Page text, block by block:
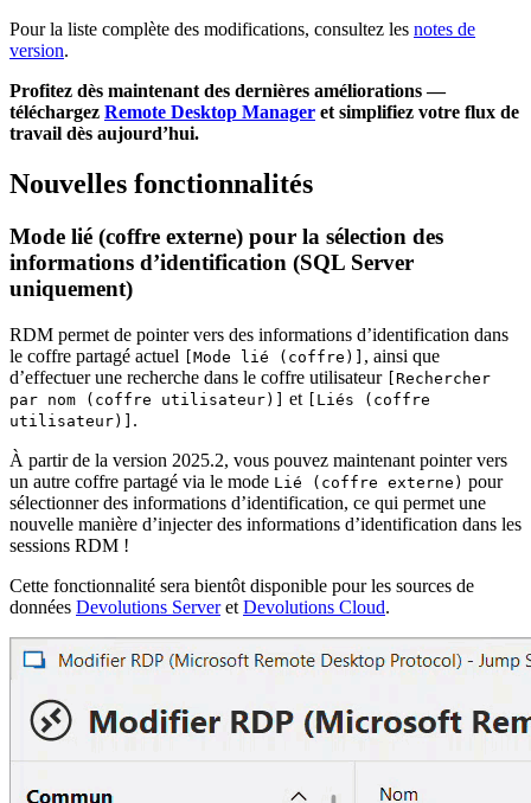
Pour la liste complète des modifications, consultez les notes de
version.
Profitez dès maintenant des dernières améliorations —
téléchargez Remote Desktop Manager et simplifiez votre flux de
travail dès aujourd’hui.
Nouvelles fonctionnalités
Mode lié (coffre externe) pour la sélection des
informations d’identification (SQL Server
uniquement)
RDM permet de pointer vers des informations d’identification dans
le coffre partagé actuel [Mode lié (coffre)] , ainsi que
d’effectuer une recherche dans le coffre utilisateur [Rechercher
par nom (coffre utilisateur)] et [Liés (coffre
utilisateur)] .
À partir de la version 2025.2, vous pouvez maintenant pointer vers
un autre coffre partagé via le mode Lié (coffre externe) pour
sélectionner des informations d’identification, ce qui permet une
nouvelle manière d’injecter des informations d’identification dans les
sessions RDM !
Cette fonctionnalité sera bientôt disponible pour les sources de
données Devolutions Serveret Devolutions Cloud.